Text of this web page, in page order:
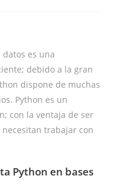
datos es una
debido a la gran
dispone de muchas
Python es un
con la ventaja de ser
trabajar con
Python en bases